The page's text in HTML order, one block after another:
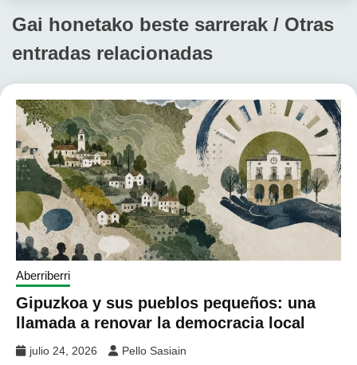
Gai honetako beste sarrerak / Otras
entradas relacionadas
Aberriberri
Gipuzkoa y sus pueblos pequeños: una
llamada a renovar la democracia local
julio 24, 2026 Pello Sasiain